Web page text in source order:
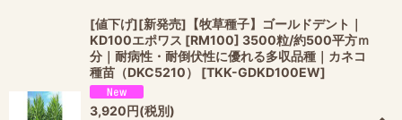
[値下げ][新発売]【牧草種子】ゴールドデント｜
KD100エポワス [RM100] 3500粒/約500平方ｍ
分｜耐病性・耐倒伏性に優れる多収品種｜カネコ
種苗（DKC5210）
[TKK-GDKD100EW]
3,920円(税別)